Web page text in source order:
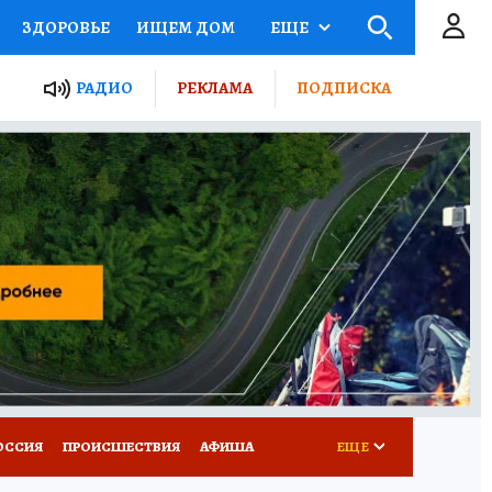
ЗДОРОВЬЕ ИЩЕМ ДОМ
ПРОЕКТЫ РОССИИ
ПУТЕВОДИТЕЛЬ
ТУРИЗМ
ПОТРЕБИТЕЛЯ ВСЕ О КП
ЕЩЕ
РАДИО РЕКЛАМА ПОДПИСКА
ПРОИСШЕСТВИЯ АФИША ЕЩЕ